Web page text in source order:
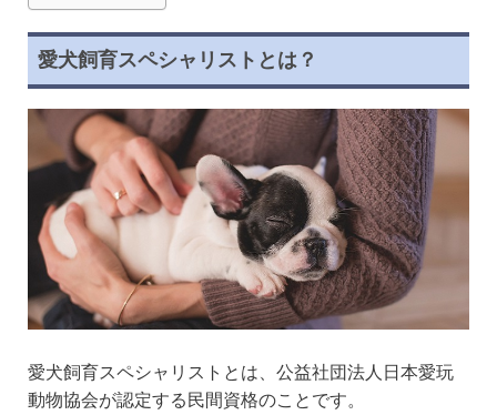
愛犬飼育スペシャリストとは？
愛犬飼育スペシャリストとは、公益社団法人日本愛玩
動物協会が認定する民間資格のことです。